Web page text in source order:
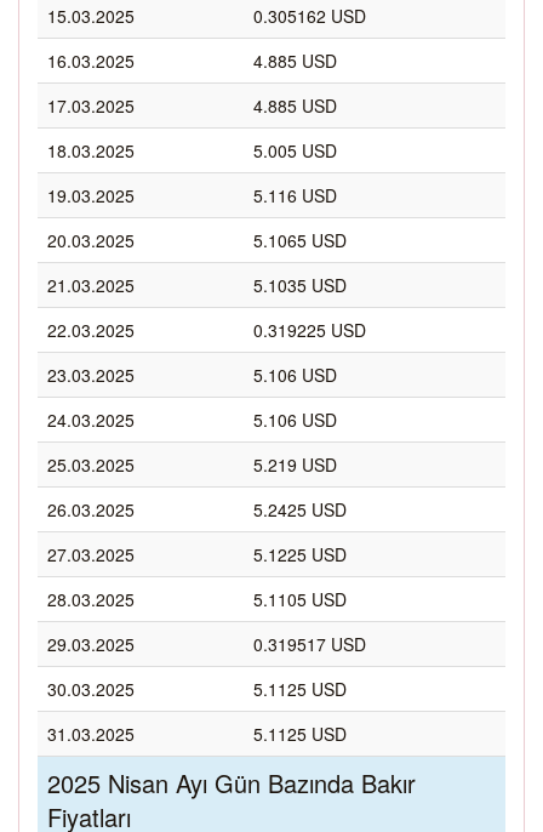
15.03.2025
0.305162 USD
16.03.2025
4.885 USD
17.03.2025
4.885 USD
18.03.2025
5.005 USD
19.03.2025
5.116 USD
20.03.2025
5.1065 USD
21.03.2025
5.1035 USD
22.03.2025
0.319225 USD
23.03.2025
5.106 USD
24.03.2025
5.106 USD
25.03.2025
5.219 USD
26.03.2025
5.2425 USD
27.03.2025
5.1225 USD
28.03.2025
5.1105 USD
29.03.2025
0.319517 USD
30.03.2025
5.1125 USD
31.03.2025
5.1125 USD
2025 Nisan Ayı Gün Bazında Bakır
Fiyatları